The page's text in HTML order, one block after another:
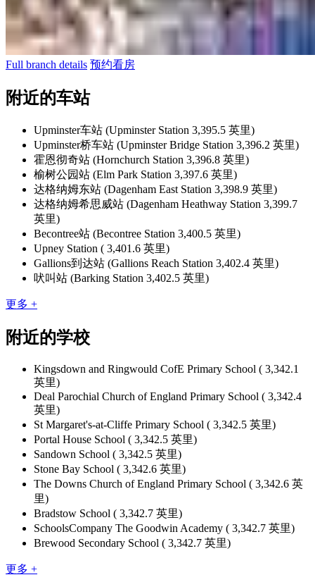
Full branch details 预约看房
附近的车站
Upminster车站 (Upminster Station 3,395.5 英里)
Upminster桥车站 (Upminster Bridge Station 3,396.2 英里)
霍恩彻奇站 (Hornchurch Station 3,396.8 英里)
榆树公园站 (Elm Park Station 3,397.6 英里)
达格纳姆东站 (Dagenham East Station 3,398.9 英里)
达格纳姆希思威站 (Dagenham Heathway Station 3,399.7
英里)
Becontree站 (Becontree Station 3,400.5 英里)
Upney Station ( 3,401.6 英里)
Gallions到达站 (Gallions Reach Station 3,402.4 英里)
吠叫站 (Barking Station 3,402.5 英里)
更多 +
附近的学校
Kingsdown and Ringwould CofE Primary School ( 3,342.1
英里)
Deal Parochial Church of England Primary School ( 3,342.4
英里)
St Margaret's-at-Cliffe Primary School ( 3,342.5 英里)
Portal House School ( 3,342.5 英里)
Sandown School ( 3,342.5 英里)
Stone Bay School ( 3,342.6 英里)
The Downs Church of England Primary School ( 3,342.6 英
里)
Bradstow School ( 3,342.7 英里)
SchoolsCompany The Goodwin Academy ( 3,342.7 英里)
Brewood Secondary School ( 3,342.7 英里)
更多 +